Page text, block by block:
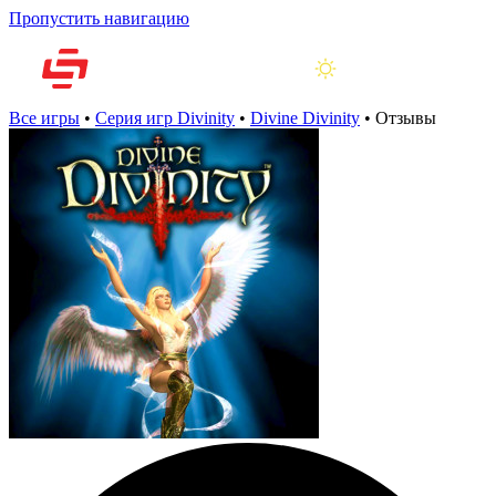
Пропустить навигацию
Все игры • Серия игр Divinity • Divine Divinity • Отзывы